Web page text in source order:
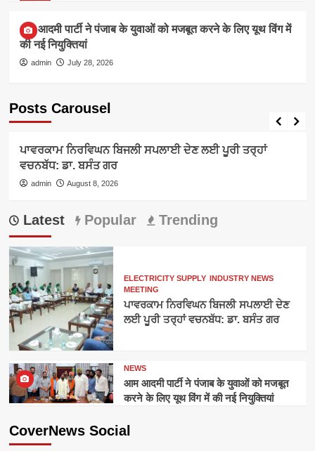
आम आदमी पार्टी ने पंजाब के युवाओं को मजबूत करने के लिए यूथ विंग में
की नई नियुक्तियां
admin July 28, 2026
Posts Carousel
ELECTRICITY SUPPLY
ਪਾਵਰਕਾਮ ਨਿਰਵਿਘਨ ਬਿਜਲੀ ਸਪਲਾਈ ਦੇਣ ਲਈ ਪੂਰੀ ਤਰ੍ਹਾਂ
ਵਚਨਬੱਧ: ਡਾ. ਬਸੰਤ ਗਰ
admin August 8, 2026
Latest Popular Trending
ELECTRICITY SUPPLY INDUSTRY NEWS
MEETING
ਪਾਵਰਕਾਮ ਨਿਰਵਿਘਨ ਬਿਜਲੀ ਸਪਲਾਈ ਦੇਣ
ਲਈ ਪੂਰੀ ਤਰ੍ਹਾਂ ਵਚਨਬੱਧ: ਡਾ. ਬਸੰਤ ਗਰ
NEWS
आम आदमी पार्टी ने पंजाब के युवाओं को मजबूत
करने के लिए यूथ विंग में की नई नियुक्तियां
CoverNews Social